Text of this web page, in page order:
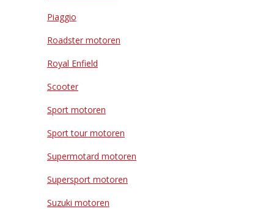
Piaggio
Roadster motoren
Royal Enfield
Scooter
Sport motoren
Sport tour motoren
Supermotard motoren
Supersport motoren
Suzuki motoren